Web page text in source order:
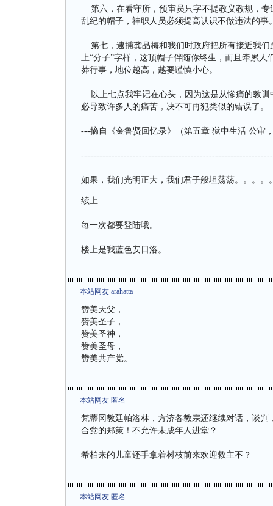
第六，在看守所，预审员只字不提教义教规，专
乱纪的帽子，神职人员必须提高认识不做违法的事
第七，逮捕龚品梅和我们时政府把所有接近我们
上“分子”字样，这顶帽子伴随你终生，而且牵累
莽行事，地位越高，越要谨慎小心。
以上七点我牢记在心头，因为这是从惨痛的教训
必导致许多人的痛苦，决不可再犯类似的错误了。
---摘自《金鲁贤回忆录》（第五章 狱中生活 公审
如果，我们光明正大，我们君子般坦荡荡。。。。
续上
每一次都要登陆哦。
楼上是我蓝色安日洛。
本站网友 arahatta
赞美天父，
赞美圣子，
赞美圣神，
赞美圣母，
赞美共产党。
本站网友 匿名
梵蒂冈教廷帕洛林，方济各教宗还继续对话，谈
合党的郑策！不允许未成年人进堂？
希柏来的儿童还手拿着树枝前来欢迎救主不？
本站网友 匿名